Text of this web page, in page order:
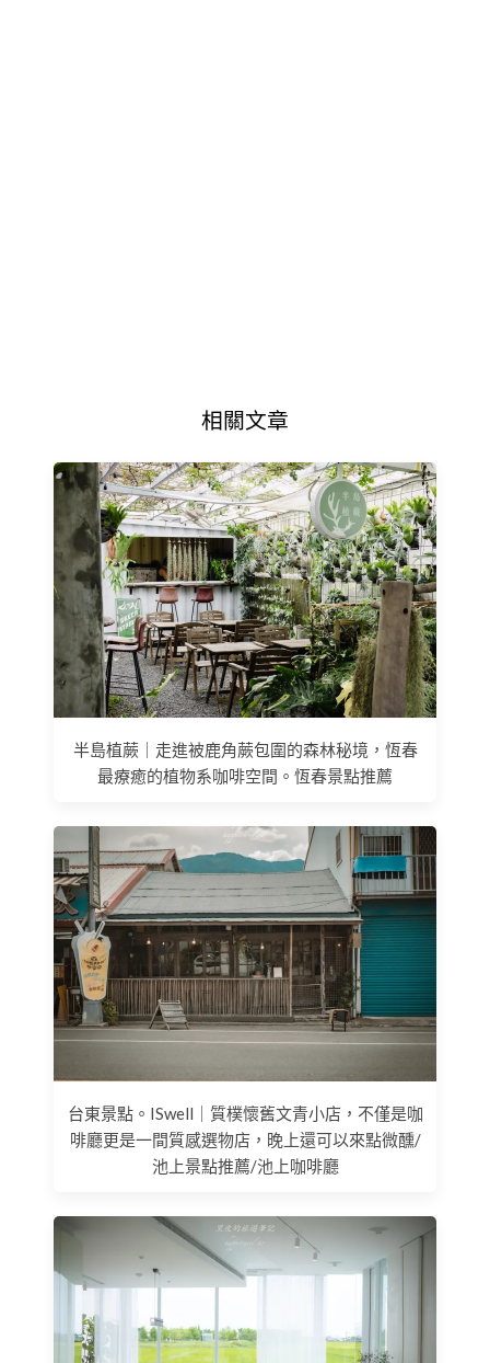
相關文章
半島植蕨｜走進被鹿角蕨包圍的森林秘境，恆春
最療癒的植物系咖啡空間。恆春景點推薦
台東景點。ISwell｜質樸懷舊文青小店，不僅是咖
啡廳更是一間質感選物店，晚上還可以來點微醺/
池上景點推薦/池上咖啡廳